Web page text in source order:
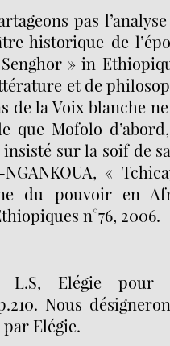
pas
historique de
» in
et de
de la Voix blanche
que Mofolo
sur la soif de
NGANKOUA, «
du pouvoir en
n°76, 2006.
L.S, Elégie
Nous
Elégie.